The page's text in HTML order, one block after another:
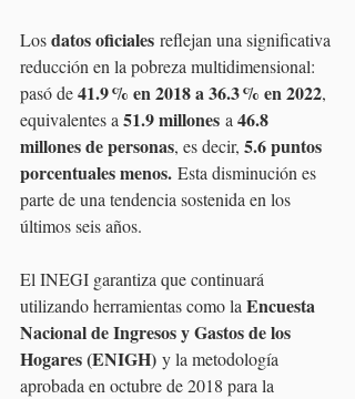
Los datos oficiales reflejan una significativa
reducción en la pobreza multidimensional:
pasó de 41.9 % en 2018 a 36.3 % en 2022,
equivalentes a 51.9 millones a 46.8
millones de personas, es decir, 5.6 puntos
porcentuales menos. Esta disminución es
parte de una tendencia sostenida en los
últimos seis años.
El INEGI garantiza que continuará
utilizando herramientas como la Encuesta
Nacional de Ingresos y Gastos de los
Hogares (ENIGH) y la metodología
aprobada en octubre de 2018 para la